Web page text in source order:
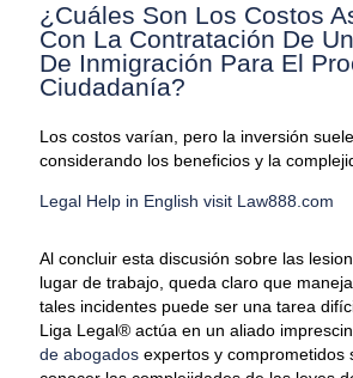
¿Cuáles Son Los Costos
Con La Contratación De
De Inmigración Para El
Ciudadanía?
Los costos varían, pero la inversión
considerando los beneficios y la
Legal Help in English visit Law888.com
Al concluir esta discusión sobre las
lugar de trabajo, queda claro que
tales incidentes puede ser una tarea
Liga Legal® actúa en un aliado
de abogados expertos y comprometidos